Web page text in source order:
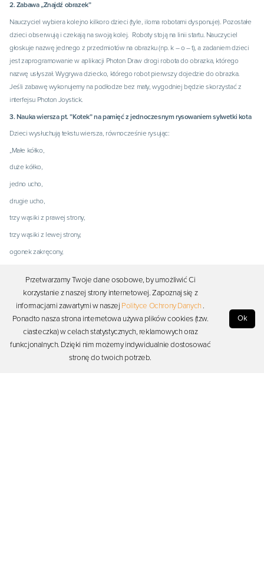
2. Zabawa „Znajdź obrazek”
Nauczyciel wybiera kolejno kilkoro dzieci (tyle, iloma robotami dysponuje). Pozostałe
dzieci obserwują i czekają na swoją kolej. Roboty stoją na linii startu. Nauczyciel
głoskuje nazwę jednego z przedmiotów na obrazku (np. k – o – t), a zadaniem dzieci
jest zaprogramowanie w aplikacji Photon Draw drogi robota do obrazka, którego
nazwę usłyszał. Wygrywa dziecko, którego robot pierwszy dojedzie do obrazka.
Jeśli zabawę wykonujemy na podłodze bez maty, wygodniej będzie skorzystać z
interfejsu Photon Joystick.
3. Nauka wiersza pt. ”Kotek” na pamięć z jednoczesnym rysowaniem sylwetki kota
Dzieci wysłuchują tekstu wiersza, równocześnie rysując:
„Małe kółko,
duże kółko,
jedno ucho,
drugie ucho,
trzy wąsiki z prawej strony,
trzy wąsiki z lewej strony,
ogonek zakręcony,
4. Zakończenie
Malowanie dłonią lub palcami ilustracji kotka – podczas pracy dzieciom towarzyszy
muzyka relaksacyjna.
Przetwarzamy Twoje dane osobowe, by umożliwić Ci
korzystanie z naszej strony internetowej. Zapoznaj się z
informacjami zawartymi w naszej Polityce Ochrony Danych .
Ponadto nasza strona internetowa używa plików cookies (tzw.
ciasteczka) w celach statystycznych, reklamowych oraz
funkcjonalnych. Dzięki nim możemy indywidualnie dostosować
stronę do twoich potrzeb.
Ok